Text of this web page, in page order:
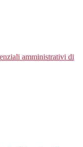
amministrativi di